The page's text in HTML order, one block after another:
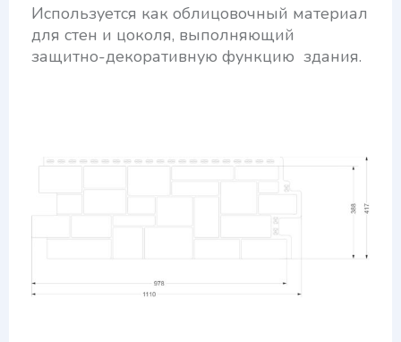
Используется как облицовочный материал
для стен и цоколя, выполняющий
защитно-декоративную функцию здания.